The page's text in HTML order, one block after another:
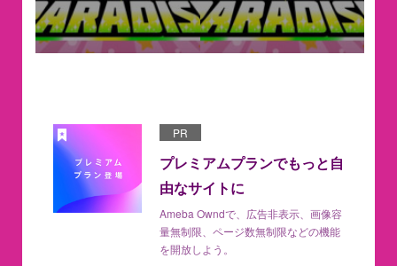
PR
プレミアムプランでもっと自
由なサイトに
Ameba Owndで、広告非表示、画像容
量無制限、ページ数無制限などの機能
を開放しよう。